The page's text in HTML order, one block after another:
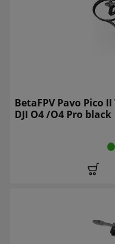
BetaFPV Pavo Pico
DJI O4 /O4 Pro black